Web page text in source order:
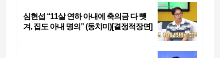
심현섭 “11살 연하 아내에 축의금 다 뺏
겨, 집도 아내 명의” (동치미)[결정적장면]